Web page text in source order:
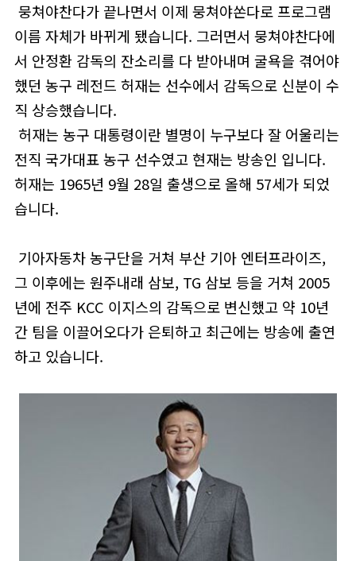
뭉쳐야찬다가 끝나면서 이제 뭉쳐야쏜다로 프로그램
이름 자체가 바뀌게 됐습니다. 그러면서 뭉쳐야찬다에
서 안정환 감독의 잔소리를 다 받아내며 굴욕을 겪어야
했던 농구 레전드 허재는 선수에서 감독으로 신분이 수
직 상승했습니다.
허재는 농구 대통령이란 별명이 누구보다 잘 어울리는
전직 국가대표 농구 선수였고 현재는 방송인 입니다.
허재는 1965년 9월 28일 출생으로 올해 57세가 되었
습니다.
기아자동차 농구단을 거쳐 부산 기아 엔터프라이즈,
그 이후에는 원주내래 삼보, TG 삼보 등을 거쳐 2005
년에 전주 KCC 이지스의 감독으로 변신했고 약 10년
간 팀을 이끌어오다가 은퇴하고 최근에는 방송에 출연
하고 있습니다.